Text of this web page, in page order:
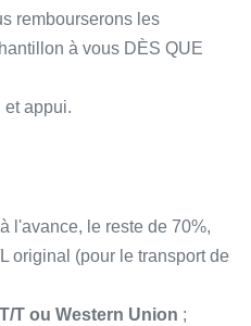
rembourserons les
à vous DÈS QUE
et appui.
l'avance, le reste de 70%,
original (pour le transport de
T/T ou Western Union ;